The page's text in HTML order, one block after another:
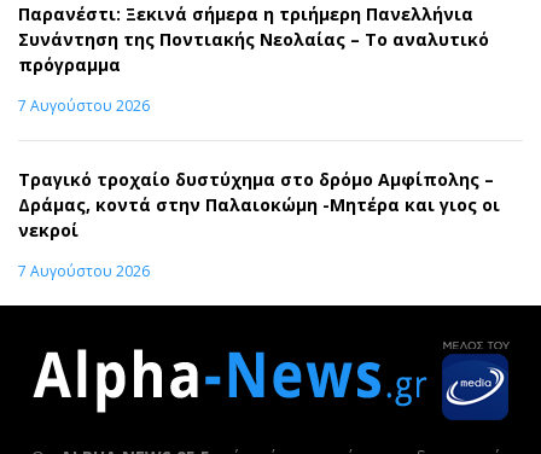
Παρανέστι: Ξεκινά σήμερα η τριήμερη Πανελλήνια
Συνάντηση της Ποντιακής Νεολαίας – Το αναλυτικό
πρόγραμμα
7 Αυγούστου 2026
Τραγικό τροχαίο δυστύχημα στο δρόμο Αμφίπολης –
Δράμας, κοντά στην Παλαιοκώμη -Μητέρα και γιος οι
νεκροί
7 Αυγούστου 2026